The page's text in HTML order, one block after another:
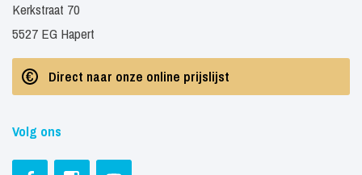
Kerkstraat 70
5527 EG Hapert
Direct naar onze online prijslijst
Volg ons